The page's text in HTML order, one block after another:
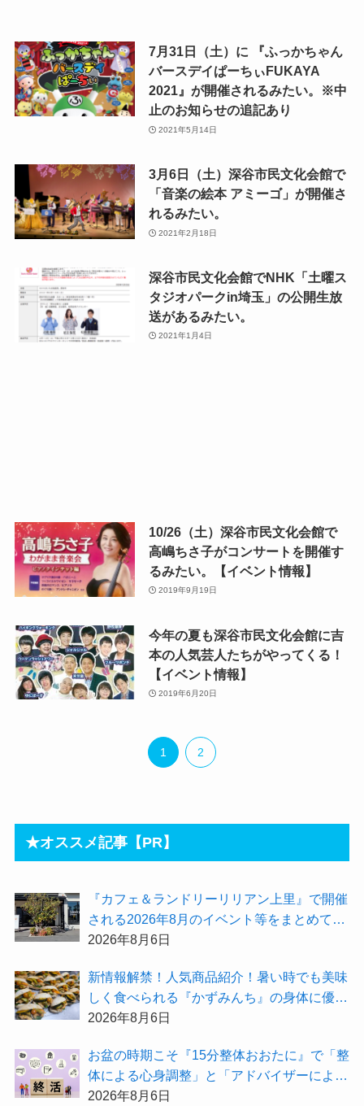
7月31日（土）に 『ふっかちゃん
バースデイぱーちぃFUKAYA
2021』が開催されるみたい。※中
止のお知らせの追記あり
2021年5月14日
3月6日（土）深谷市民文化会館で
「音楽の絵本 アミーゴ」が開催さ
れるみたい。
2021年2月18日
深谷市民文化会館でNHK「土曜ス
タジオパークin埼玉」の公開生放
送があるみたい。
2021年1月4日
10/26（土）深谷市民文化会館で
高嶋ちさ子がコンサートを開催す
るみたい。【イベント情報】
2019年9月19日
今年の夏も深谷市民文化会館に吉
本の人気芸人たちがやってくる！
【イベント情報】
2019年6月20日
1 2
★オススメ記事【PR】
『カフェ＆ランドリーリリアン上里』で開催
される2026年8月のイベント等をまとめてご
紹介！
2026年8月6日
新情報解禁！人気商品紹介！暑い時でも美味
しく食べられる『かずみんち』の身体に優し
い天然酵母手作り減塩パンを召し上がれ♪
2026年8月6日
お盆の時期こそ『15分整体おおたに』で「整
体による心身調整」と「アドバイザーによる
身辺整理の準備」をしてみませんか？
2026年8月6日